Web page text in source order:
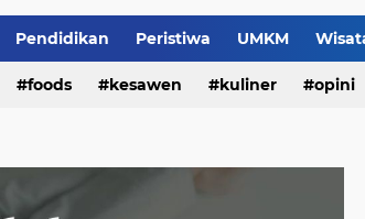
Pendidikan Peristiwa UMKM
foods kesawen kuliner opini